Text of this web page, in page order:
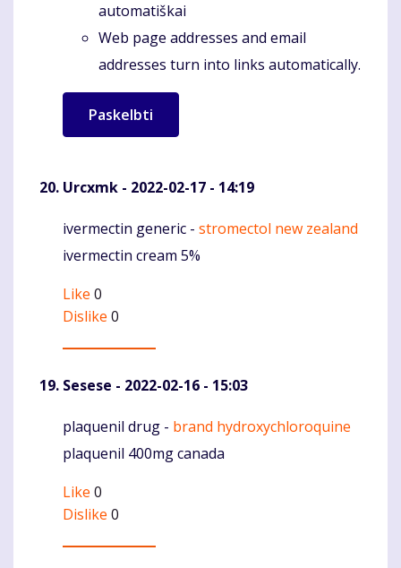
automatiškai
Web page addresses and email
addresses turn into links automatically.
Urcxmk - 2022-02-17 - 14:19
Komentaras
ivermectin generic - stromectol new zealand
ivermectin cream 5%
Like 0
Dislike 0
Sesese - 2022-02-16 - 15:03
Komentaras
plaquenil drug - brand hydroxychloroquine
plaquenil 400mg canada
Like 0
Dislike 0